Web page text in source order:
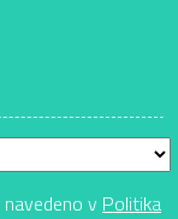
v Politika